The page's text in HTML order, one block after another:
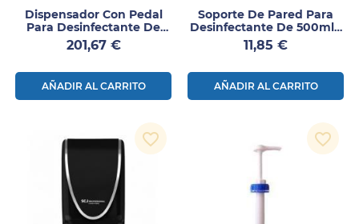
Dispensador Con Pedal
Para Desinfectante De
Manos
Precio
201,67 €
AÑADIR AL CARRITO
Soporte De Pared Para
Desinfectante De 500ml 1
Ud
Precio
11,85 €
AÑADIR AL CARRITO
favorite_border favorite_border